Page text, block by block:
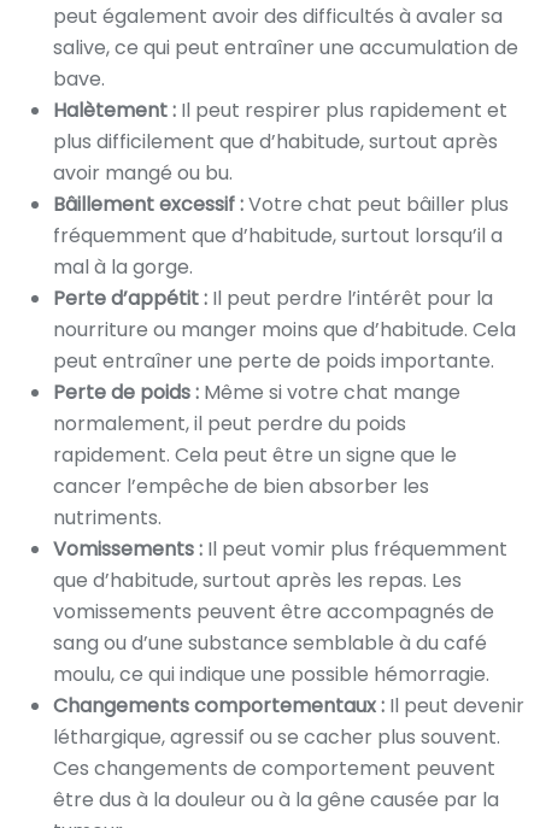
peut également avoir des difficultés à avaler sa
salive, ce qui peut entraîner une accumulation de
bave.
Halètement : Il peut respirer plus rapidement et
plus difficilement que d’habitude, surtout après
avoir mangé ou bu.
Bâillement excessif :Votre chat peut bâiller plus
fréquemment que d’habitude, surtout lorsqu’il a
mal à la gorge.
Perte d’appétit : Il peut perdre l’intérêt pour la
nourriture ou manger moins que d’habitude. Cela
peut entraîner une perte de poids importante.
Perte de poids : Même si votre chat mange
normalement, il peut perdre du poids
rapidement. Cela peut être un signe que le
cancer l’empêche de bien absorber les
nutriments.
Vomissements : Il peut vomir plus fréquemment
que d’habitude, surtout après les repas. Les
vomissements peuvent être accompagnés de
sang ou d’une substance semblable à du café
moulu, ce qui indique une possible hémorragie.
Changements comportementaux : Il peut devenir
léthargique, agressif ou se cacher plus souvent.
Ces changements de comportement peuvent
être dus à la douleur ou à la gêne causée par la